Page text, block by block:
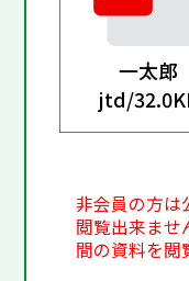
一太郎
jtd/
非会員の方は
閲覧出来ませ
間の資料を閲